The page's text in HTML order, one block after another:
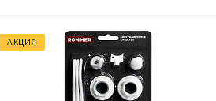
АКЦИЯ